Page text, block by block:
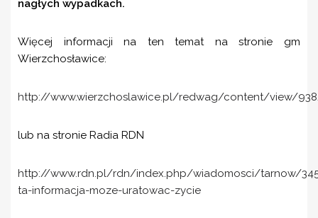
nagłych wypadkach.
Więcej informacji na ten temat na stronie gm
Wierzchosławice:
http://www.wierzchoslawice.pl/redwag/content/view/
lub na stronie Radia RDN
http://www.rdn.pl/rdn/index.php/wiadomosci/tarnow/
ta-informacja-moze-uratowac-zycie